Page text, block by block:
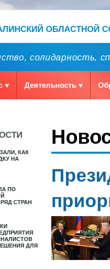
ОБЛАСТНОЙ
солидарность,
Деятельность
КАК
НА
ПО
СТРАН
ДЛЯ